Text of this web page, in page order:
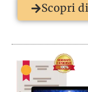
Scopri